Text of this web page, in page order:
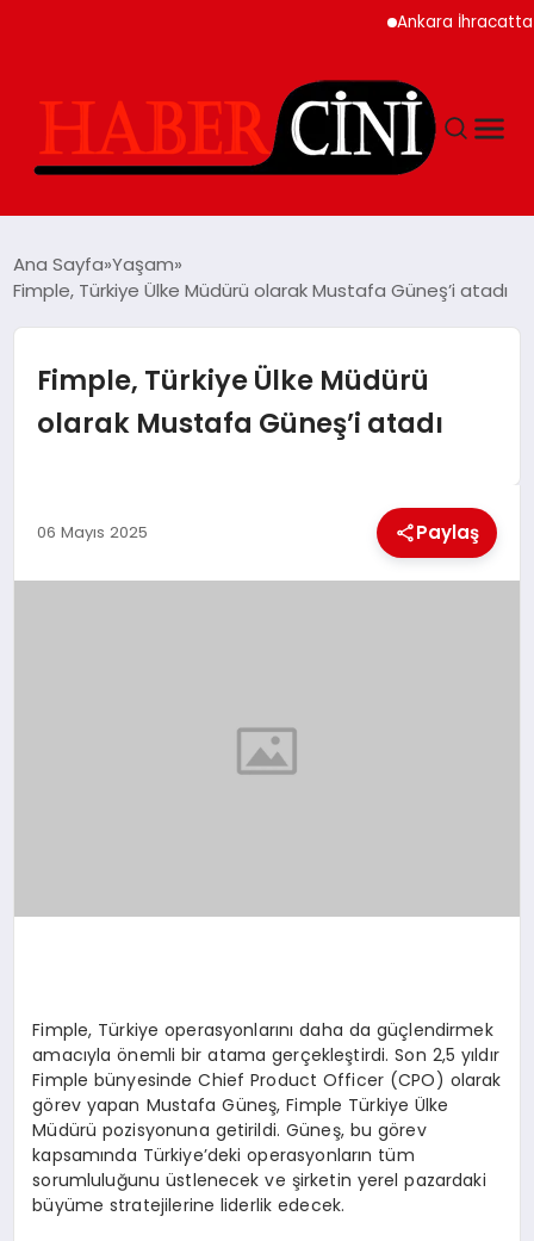
Ankara İhracatta
GÜNCEL
MAGAZIN
Ana Sayfa Yaşam
Fimple, Türkiye Ülke Müdürü olarak Mustafa Güneş’i atadı
Fimple, Türkiye Ülke Müdürü
olarak Mustafa Güneş’i atadı
06 Mayıs 2025 Paylaş
Fimple, Türkiye operasyonlarını daha da güçlendirmek
amacıyla önemli bir atama gerçekleştirdi. Son 2,5 yıldır
Fimple bünyesinde Chief Product Officer (CPO) olarak
görev yapan Mustafa Güneş, Fimple Türkiye Ülke
Müdürü pozisyonuna getirildi. Güneş, bu görev
kapsamında Türkiye’deki operasyonların tüm
sorumluluğunu üstlenecek ve şirketin yerel pazardaki
büyüme stratejilerine liderlik edecek.